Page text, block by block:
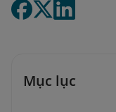
Mục lục